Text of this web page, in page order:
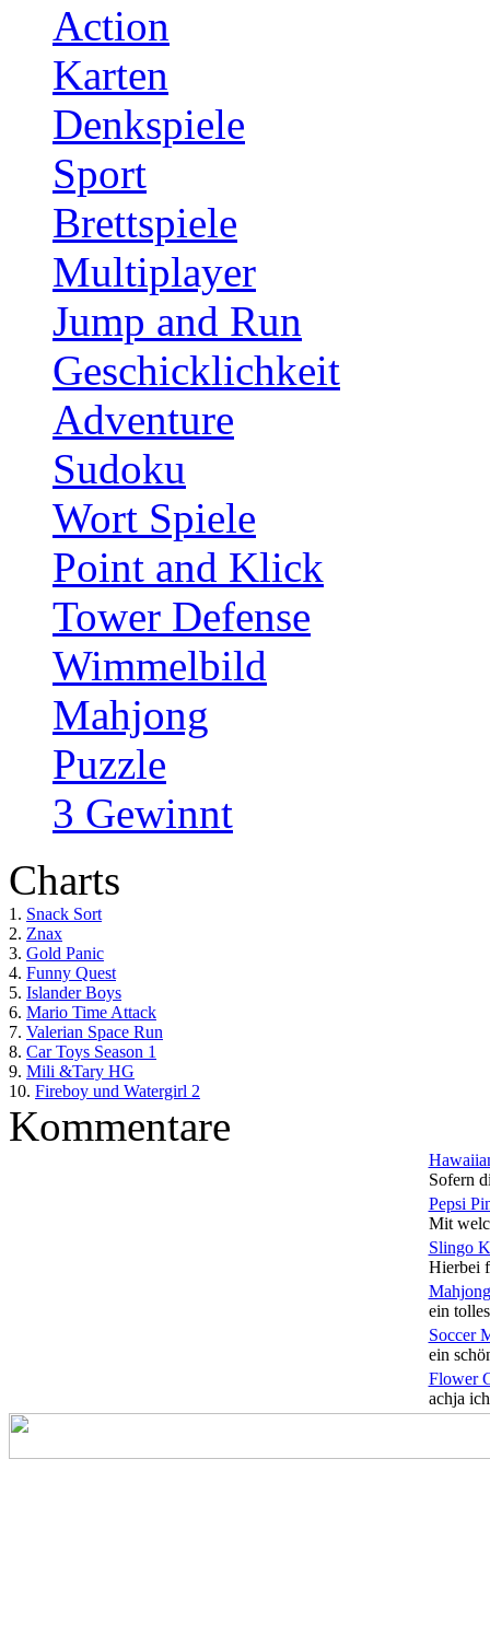
Action
Karten
Denkspiele
Sport
Brettspiele
Multiplayer
Jump and Run
Geschicklichkeit
Adventure
Sudoku
Wort Spiele
Point and Klick
Tower Defense
Wimmelbild
Mahjong
Puzzle
3 Gewinnt
Charts
1. Snack Sort
2. Znax
3. Gold Panic
4. Funny Quest
5. Islander Boys
6. Mario Time Attack
7. Valerian Space Run
8. Car Toys Season 1
9. Mili &Tary HG
10. Fireboy und Watergirl 2
Kommentare
Sofern
Pepsi
Mit
Slingo
Hierbei
ein
Soccer
ein
Flower
achja